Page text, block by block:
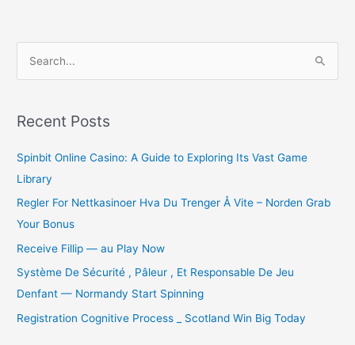
r
h
f
o
r
:
Recent Posts
Spinbit Online Casino: A Guide to Exploring Its Vast Game
Library
Regler For Nettkasinoer Hva Du Trenger Å Vite – Norden Grab
Your Bonus
Receive Fillip — au Play Now
Système De Sécurité , Pâleur , Et Responsable De Jeu
Denfant — Normandy Start Spinning
Registration Cognitive Process _ Scotland Win Big Today